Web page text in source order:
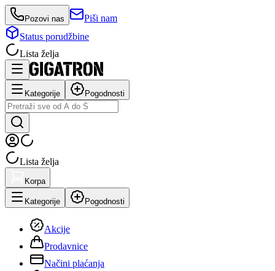
Pozovi nas
Piši nam
Status porudžbine
Lista želja
Kategorije Pogodnosti
Lista želja
Korpa
Kategorije Pogodnosti
Akcije
Prodavnice
Načini plaćanja